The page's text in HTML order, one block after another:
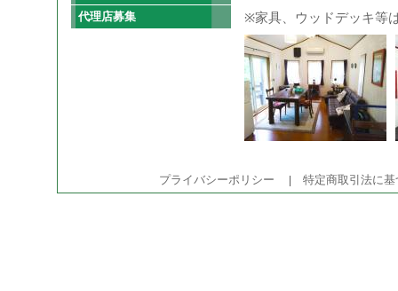
代理店募集
※家具、ウッドデッキ等
プライバシーポリシー | 特定商取引法に基